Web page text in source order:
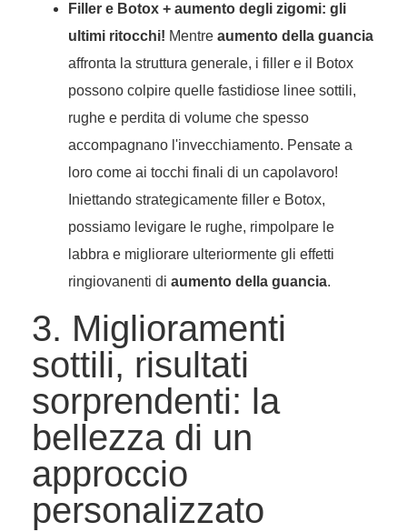
Filler e Botox + aumento degli zigomi: gli
ultimi ritocchi! Mentre aumento della guancia
affronta la struttura generale, i filler e il Botox
possono colpire quelle fastidiose linee sottili,
rughe e perdita di volume che spesso
accompagnano l'invecchiamento. Pensate a
loro come ai tocchi finali di un capolavoro!
Iniettando strategicamente filler e Botox,
possiamo levigare le rughe, rimpolpare le
labbra e migliorare ulteriormente gli effetti
ringiovanenti di aumento della guancia.
3. Miglioramenti
sottili, risultati
sorprendenti: la
bellezza di un
approccio
personalizzato